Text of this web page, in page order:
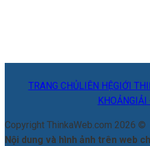
TRANG CHỦLIÊN HỆGIỚI
KHOẢNGIẢI
Copyright ThinkaWeb.com 2026 ©
Nội dung và hình ảnh trên web